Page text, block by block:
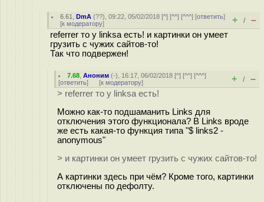
6.61 ,DmA (??), 09:22, 05/02/2018 [^] [^^] [^^^] [ответить]
[к модератору] + / –
referrer то у linksa есть! и картинки он умеет
грузить с чужих сайтов-то!
Так что подвержен!
7.68 ,Аноним (-), 16:17, 06/02/2018 [^] [^^] [^^^]
[ответить] [к модератору] + / –
> referrer то у linksa есть!
Можно как-то подшаманить Links для
отключения этого функционала? В Links вроде
же есть какая-то функция типа "$ links2 -
anonymous"
> и картинки он умеет грузить с чужих сайтов-то!
А картинки здесь при чём? Кроме того, картинки
отключены по дефолту.